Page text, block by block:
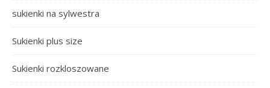
sukienki na sylwestra
Sukienki plus size
Sukienki rozkloszowane